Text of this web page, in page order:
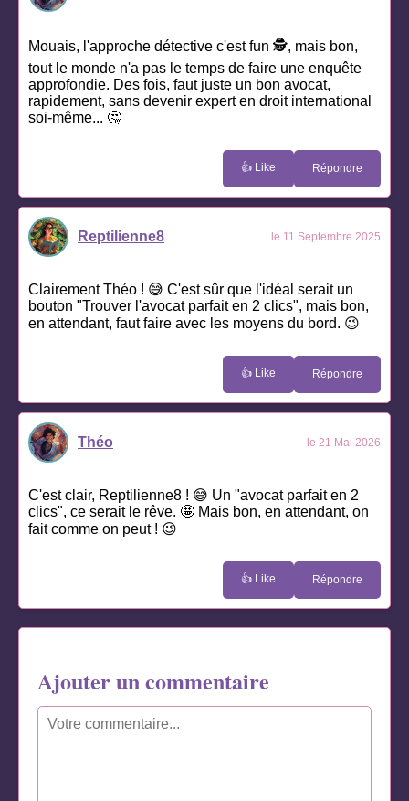
Mouais, l'approche détective c'est fun 🕵️, mais bon,
tout le monde n'a pas le temps de faire une enquête
approfondie. Des fois, faut juste un bon avocat,
rapidement, sans devenir expert en droit international
soi-même... 🤔
👍 Like Répondre
Reptilienne8 le 11 Septembre 2025
Clairement Théo ! 😅 C'est sûr que l'idéal serait un
bouton "Trouver l'avocat parfait en 2 clics", mais bon,
en attendant, faut faire avec les moyens du bord. 😉
👍 Like Répondre
Théo le 21 Mai 2026
C'est clair, Reptilienne8 ! 😅 Un "avocat parfait en 2
clics", ce serait le rêve. 🤩 Mais bon, en attendant, on
fait comme on peut ! 😉
👍 Like Répondre
Ajouter un commentaire